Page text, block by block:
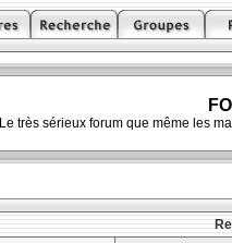
Le très sérieux forum que même les